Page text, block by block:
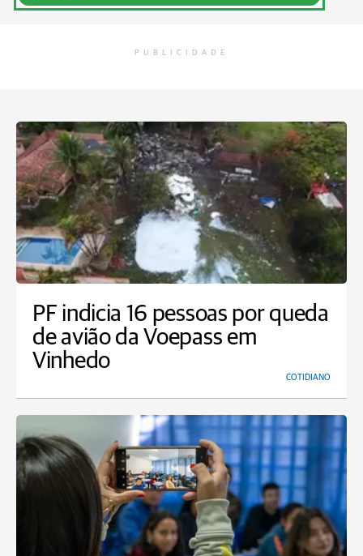
PUBLICIDADE
PF indicia 16 pessoas por queda
de avião da Voepass em
Vinhedo
COTIDIANO